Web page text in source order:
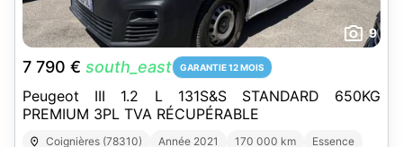
9
7 790 € south_east GARANTIE 12 MOIS
Peugeot III 1.2 L 131S&S STANDARD 650KG
PREMIUM 3PL TVA RÉCUPÉRABLE
Coignières (78310) Année 2021 170 000 km
Essence